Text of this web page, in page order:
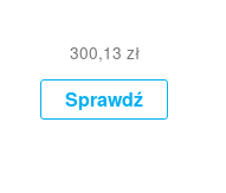
300,13 zł
Sprawdź